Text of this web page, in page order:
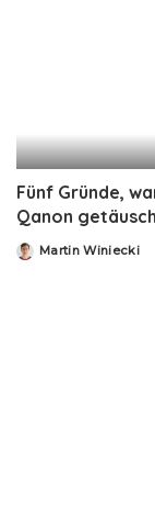
Fünf Gründe,
Qanon
PostedMartin Winiecki